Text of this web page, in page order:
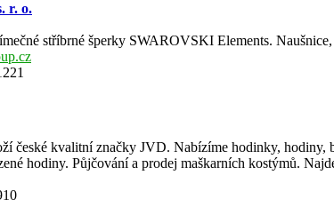
r. o.
stříbrné šperky SWAROVSKI Elements.
české kvalitní značky JVD. Nabízíme hodinky, hodiny,
hodiny. Půjčování a prodej maškarních kostýmů.